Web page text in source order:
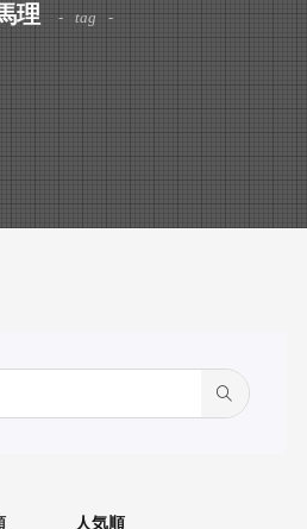
理 tag
人気順